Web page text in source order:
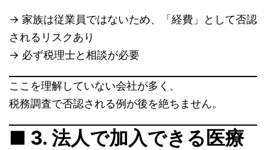
→ 家族は従業員ではないため、「経費」として否認
されるリスクあり
→ 必ず税理士と相談が必要
ここを理解していない会社が多く、
税務調査で否認される例が後を絶ちません。
■ 3. 法人で加入できる医療